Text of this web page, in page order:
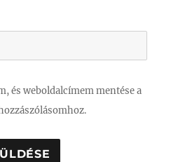
és weboldalcímem mentése a